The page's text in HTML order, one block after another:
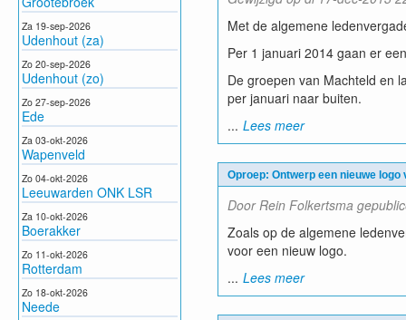
Za 19-sep-2026
Udenhout (za)
Zo 20-sep-2026
Udenhout (zo)
Zo 27-sep-2026
Ede
Za 03-okt-2026
Wapenveld
Zo 04-okt-2026
Leeuwarden ONK LSR
Za 10-okt-2026
Boerakker
Zo 11-okt-2026
Rotterdam
Zo 18-okt-2026
Neede
Met de algemene
Per 1 januari 2014 gaan er
De groepen van Machteld en
per januari naar buiten.
... Lees meer
Oproep: Ontwerp een nieuwe logo
Door Rein Folkertsma
Zoals op de algemene
voor een nieuw logo.
... Lees meer